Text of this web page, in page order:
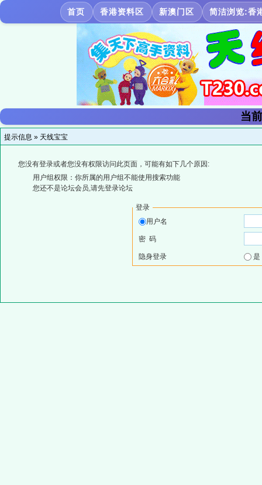
首页 香港资料区 新澳门区 简洁浏览:香
当
提示信息 » 天线宝宝
您没有登录或者您没有权限访问此页面，可能有如下几个原因:
用户组权限：你所属的用户组不能使用搜索功能
您还不是论坛会员,请先登录论坛
登录
用户名
密 码
隐身登录